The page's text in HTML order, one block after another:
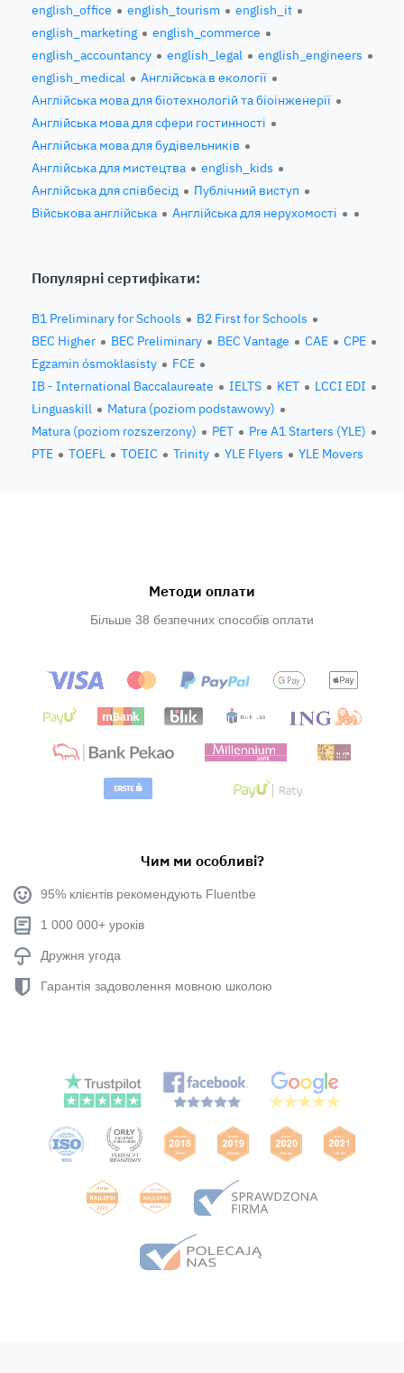
english_office english_tourism
english_it
english_marketing
english_commerce
english_accountancy
english_legal
english_engineers
english_medical
Англійська в екології
Англійська мова для біотехнологій та біоінженерії
Англійська мова для сфери гостинності
Англійська мова для будівельників
Англійська для мистецтва
english_kids
Англійська для співбесід
Публічний виступ
Військова англійська
Англійська для нерухомості
Популярні сертифікати:
B1 Preliminary for Schools
B2 First for Schools
BEC Higher
BEC Preliminary BEC Vantage CAE
CPE
Egzamin ósmoklasisty
FCE
IB - International Baccalaureate
IELTS KET
LCCI EDI
Linguaskill
Matura (poziom podstawowy)
Matura (poziom rozszerzony)
PET
Pre A1 Starters (YLE)
PTE
TOEFL TOEIC Trinity YLE Flyers YLE Movers
Методи оплати
Більше 38 безпечних способів оплати
Чим ми особливі?
95% клієнтів рекомендують Fluentbe
1 000 000+ уроків
Дружня угода
Гарантія задоволення мовною школою